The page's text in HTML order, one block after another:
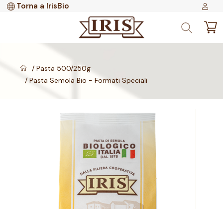
Torna a IrisBio
Pasta 500/250g
Pasta Semola Bio - Formati Speciali